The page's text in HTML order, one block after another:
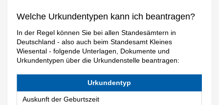
Welche Urkundentypen kann ich beantragen?
In der Regel können Sie bei allen Standesämtern in
Deutschland - also auch beim Standesamt Kleines
Wiesental - folgende Unterlagen, Dokumente und
Urkundentypen über die Urkundenstelle beantragen:
Urkundentyp
Auskunft der Geburtszeit